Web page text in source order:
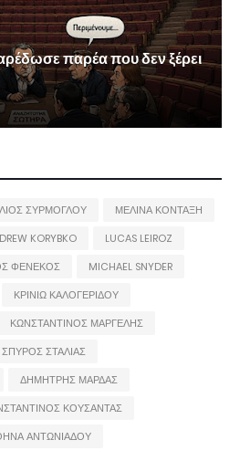
παρέα που δεν ξέρει
ΣΥΡΜΟΓΛΟΥ
ΜΕΛΙΝΑ ΚΟΝΤΑΞΗ
KORYBKO
LUCAS LEIROZ
ΦΕΝΕΚΟΣ
MICHAEL SNYDER
ΚΡΙΝΙΩ ΚΑΛΟΓΕΡΙΔΟΥ
ΚΩΝΣΤΑΝΤΙΝΟΣ ΜΑΡΓΕΛΗΣ
ΣΠΥΡΟΣ ΣΤΑΛΙΑΣ
ΔΗΜΗΤΡΗΣ ΜΑΡΔΑΣ
ΚΟΥΣΑΝΤΑΣ
ΑΝΤΩΝΙΑΔΟΥ